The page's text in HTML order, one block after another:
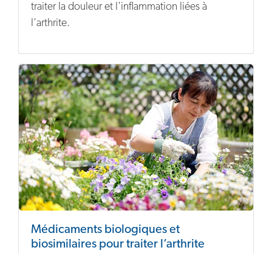
traiter la douleur et l'inflammation liées à
l'arthrite.
Médicaments biologiques et
biosimilaires pour traiter l’arthrite